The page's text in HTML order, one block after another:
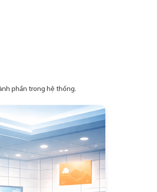
phần trong hệ thống.